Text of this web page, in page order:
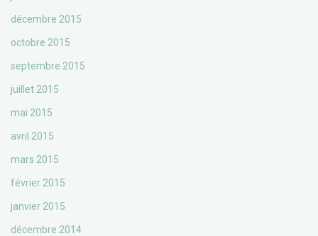
décembre 2015
octobre 2015
septembre 2015
juillet 2015
mai 2015
avril 2015
mars 2015
février 2015
janvier 2015
décembre 2014